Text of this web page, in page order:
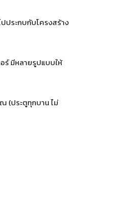
ประกบกับโครงสร้าง
ร์ มีหลายรูปแบบให้
(ประตูทุกบาน ไม่